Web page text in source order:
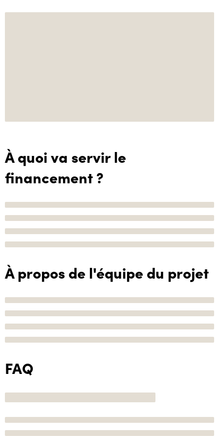
À quoi va servir le
financement ?
À propos de l'équipe du projet
FAQ